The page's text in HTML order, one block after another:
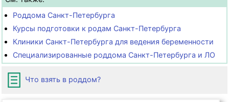
Роддома Санкт-Петербурга
Курсы подготовки к родам Санкт-Петербурга
Клиники Санкт-Петербурга для ведения беременности
Специализированные роддома Санкт-Петербурга и ЛО
Что взять в роддом?